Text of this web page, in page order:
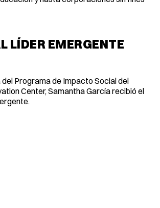
LÍDER EMERGENTE
Programa de Impacto Social del
Center, Samantha García recibió el